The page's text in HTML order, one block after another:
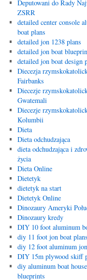
Deputowani do Rady
ZSRR
detailed center console
boat plans
detailed jon 1238 plans
detailed jon boat
detailed jon boat design
Diecezja
Fairbanks
Diecezje
Gwatemali
Diecezje
Kolumbii
Dieta
Dieta odchudzająca
dieta odchudzająca i
życia
Dieta Online
Dietetyk
dietetyk na start
Dietetyk Online
Dinozaury Ameryki
Dinozaury kredy
DIY 10 foot aluminum
diy 11 foot jon boat plans
diy 12 foot aluminum
DIY 15m plywood skiff
diy aluminum boat house
blueprints